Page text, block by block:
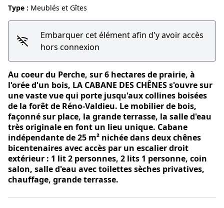
Type : Meublés et Gîtes
Embarquer cet élément afin d'y avoir accès
hors connexion
Au coeur du Perche, sur 6 hectares de prairie, à
l'orée d'un bois, LA CABANE DES CHÊNES s'ouvre sur
une vaste vue qui porte jusqu'aux collines boisées
de la forêt de Réno-Valdieu. Le mobilier de bois,
façonné sur place, la grande terrasse, la salle d'eau
très originale en font un lieu unique. Cabane
indépendante de 25 m² nichée dans deux chênes
bicentenaires avec accès par un escalier droit
extérieur : 1 lit 2 personnes, 2 lits 1 personne, coin
salon, salle d'eau avec toilettes sèches privatives,
chauffage, grande terrasse.